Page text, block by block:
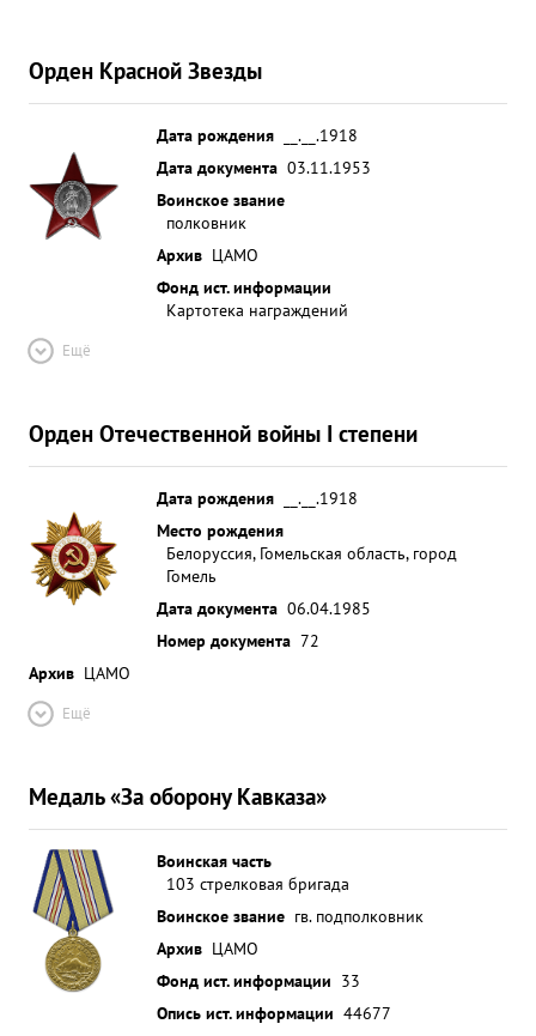
Орден Красной Звезды
Дата рождения
__.__.1918
Дата документа 03.11.1953
Воинское звание
полковник
Архив ЦАМО
Фонд ист. информации
Картотека награждений
Ещё
Орден Отечественной войны I степени
Дата рождения
__.__.1918
Место рождения
Белоруссия, Гомельская область, город
Гомель
Дата документа 06.04.1985
Номер документа 72
Архив ЦАМО
Ещё
Медаль «За оборону Кавказа»
Воинская часть
103 стрелковая бригада
Воинское звание гв. подполковник
Архив ЦАМО
Фонд ист. информации 33
Опись ист. информации 44677